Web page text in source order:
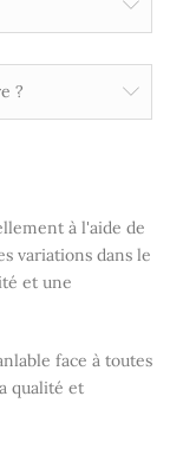
?
à l'aide de
variations dans le
et une
face à toutes
qualité et